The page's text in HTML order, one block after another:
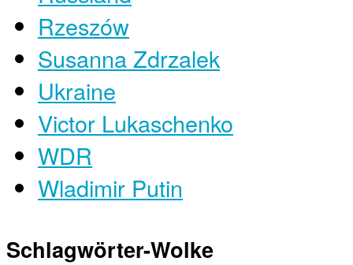
Rzeszów
Susanna Zdrzalek
Ukraine
Victor Lukaschenko
WDR
Wladimir Putin
Schlagwörter-Wolke